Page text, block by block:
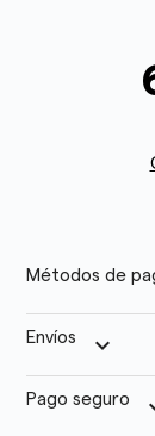
Métodos de
Envíos keyboard_arrow_down
Pago seguro